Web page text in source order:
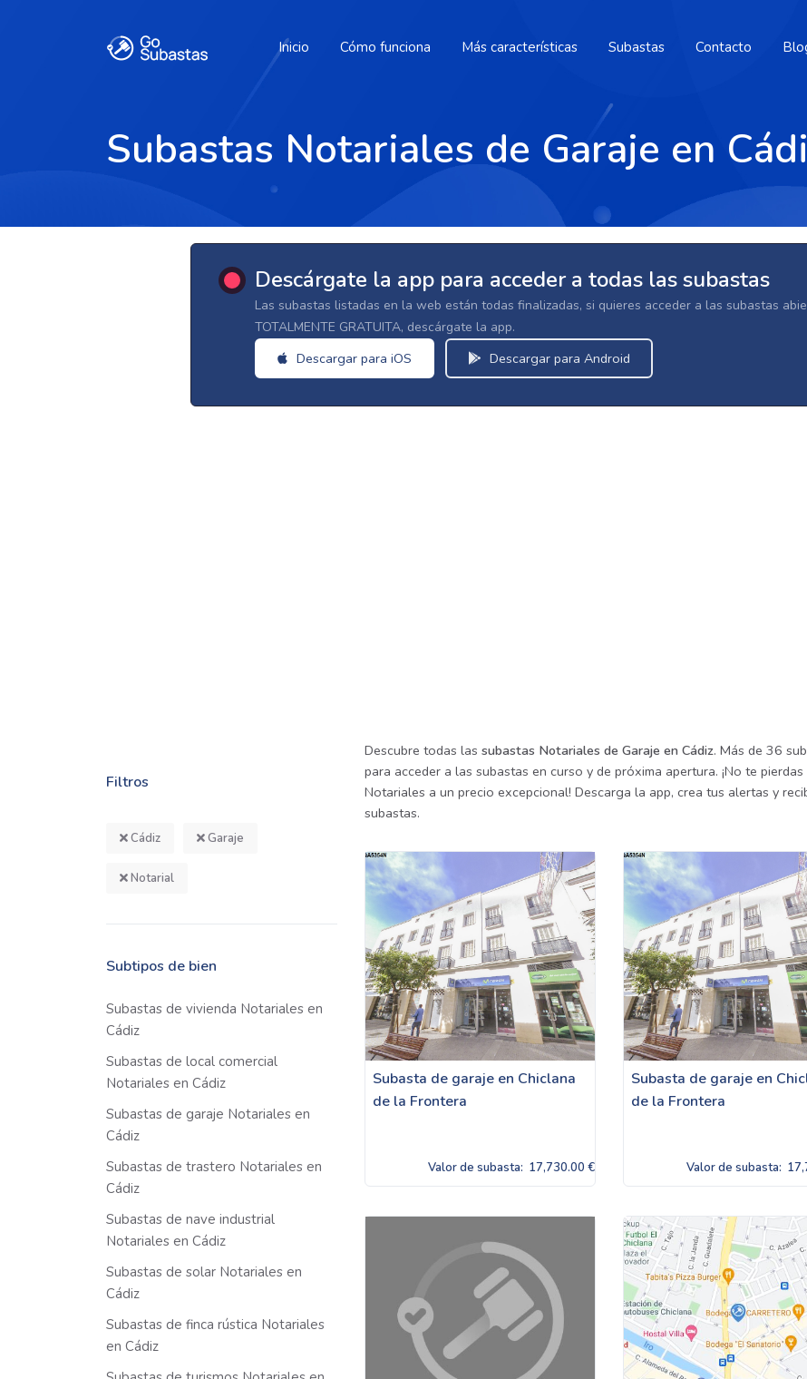
Inicio Cómo funciona Más características Subastas Contacto
Subastas Notariales de Garaje en
Descárgate la app para acceder a todas las subastas
Las subastas listadas en la web están todas finalizadas, si quieres acceder a las subastas
TOTALMENTE GRATUITA, descárgate la app.
Descargar para iOS Descargar para Android
Filtros
Cádiz Garaje
Notarial
Subtipos de bien
Subastas de vivienda Notariales en
Cádiz
Subastas de local comercial
Notariales en Cádiz
Subastas de garaje Notariales en
Cádiz
Subastas de trastero Notariales en
Cádiz
Subastas de nave industrial
Notariales en Cádiz
Subastas de solar Notariales en
Cádiz
Subastas de finca rústica Notariales
en Cádiz
Descubre todas las subastas Notariales de Garaje en Cádiz. Más de 36
para acceder a las subastas en curso y de próxima apertura. ¡No te
Notariales a un precio excepcional! Descarga la app, crea tus alertas y
subastas.
Subasta de garaje en Chiclana
de la Frontera
Valor de subasta: 17,730.00 €
Subasta de garaje en
de la Frontera
Valor de subasta: